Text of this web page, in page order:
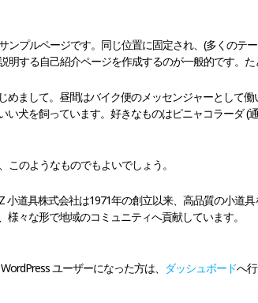
ンプルページです。同じ位置に固定され、(多くのテ
明する自己紹介ページを作成するのが一般的です。た
めまして。昼間はバイク便のメッセンジャーとして
い犬を飼っています。好きなものはピニャコラーダ (
このようなものでもよいでしょう。
小道具株式会社は1971年の創立以来、高品質の小道
様々な形で地域のコミュニティへ貢献しています。
ユーザーになった方は、 ダッシュボードへ